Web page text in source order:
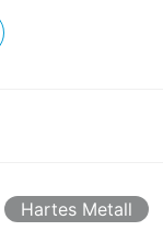
Hartes Metall